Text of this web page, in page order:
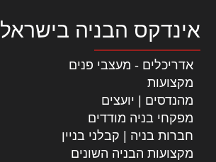
אינדקס הבניה בישראל
אדריכלים - מעצבי פנים
מקצועות
מהנדסים | יועצים
מפקחי בניה מודדים
חברות בניה | קבלני בניין
מקצועות הבניה השונים